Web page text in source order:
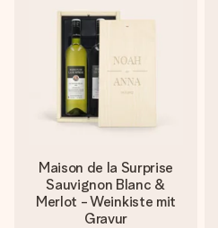
Maison de la Surprise
Sauvignon Blanc &
Merlot - Weinkiste mit
Gravur